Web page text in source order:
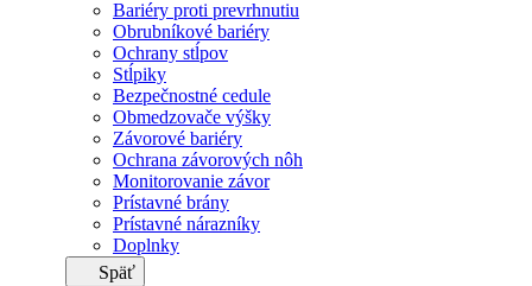
Bariéry proti prevrhnutiu
Obrubníkové bariéry
Ochrany stĺpov
Stĺpiky
Bezpečnostné cedule
Obmedzovače výšky
Závorové bariéry
Ochrana závorových nôh
Monitorovanie závor
Prístavné brány
Prístavné nárazníky
Doplnky
Späť